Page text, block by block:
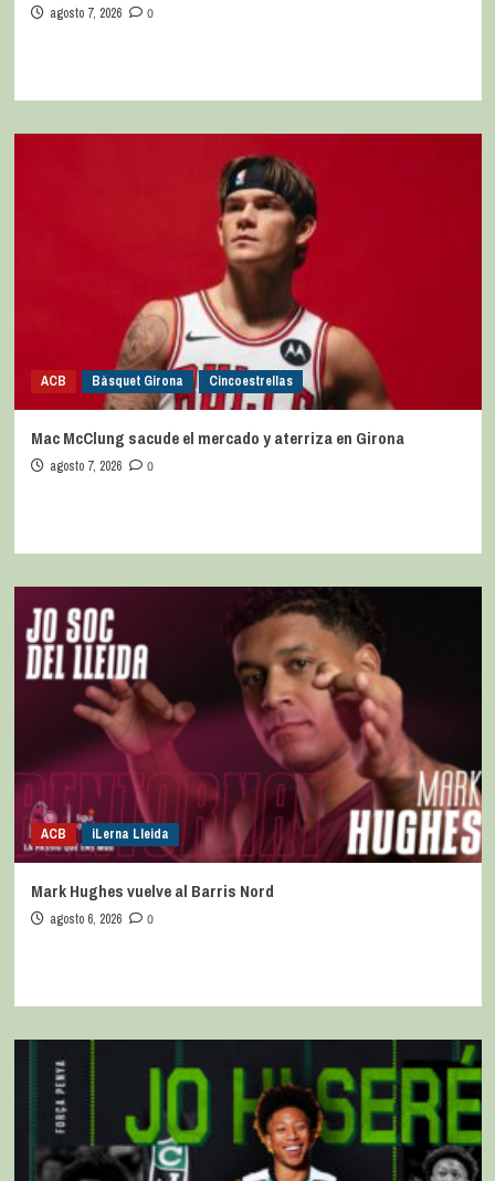
agosto 7, 2026 0
ACB Bàsquet Girona Cincoestrellas
Mac McClung sacude el mercado y aterriza en Girona
agosto 7, 2026 0
ACB iLerna Lleida
Mark Hughes vuelve al Barris Nord
agosto 6, 2026 0